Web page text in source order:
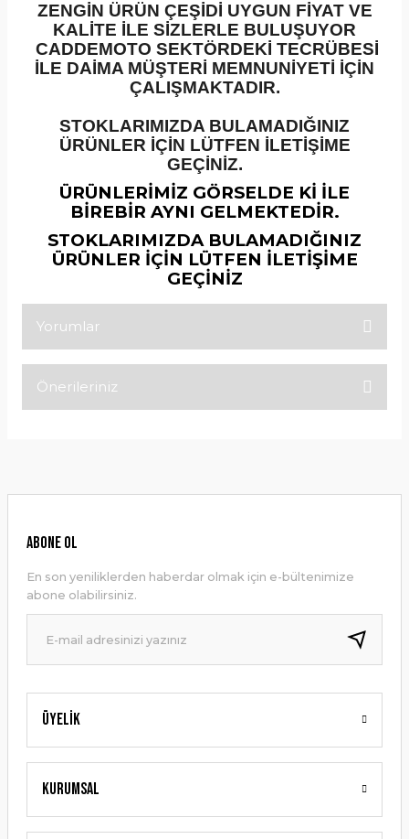
ZENGİN ÜRÜN ÇEŞİDİ UYGUN FİYAT VE
KALİTE İLE SİZLERLE BULUŞUYOR
CADDEMOTO SEKTÖRDEKİ TECRÜBESİ
İLE DAİMA MÜŞTERİ MEMNUNİYETİ İÇİN
ÇALIŞMAKTADIR.
STOKLARIMIZDA BULAMADIĞINIZ
ÜRÜNLER İÇİN LÜTFEN İLETİŞİME
GEÇİNİZ.
ÜRÜNLERİMİZ GÖRSELDE Kİ İLE
BİREBİR AYNI GELMEKTEDİR.
STOKLARIMIZDA BULAMADIĞINIZ
ÜRÜNLER İÇİN LÜTFEN İLETİŞİME
GEÇİNİZ
Yorumlar
Önerileriniz
Ürün resmi kalitesiz, bozuk veya görüntülenemiyor.
Ürün bilgilerinde hatalar bulunuyor.
Ürün fiyatı diğer sitelerden daha pahalı.
Bu ürüne benzer farklı alternatifler olmalı.
Gönder
Üyelik
Kurumsal
ABONE OL
En son yeniliklerden haberdar olmak için e-bültenimize
abone olabilirsiniz.